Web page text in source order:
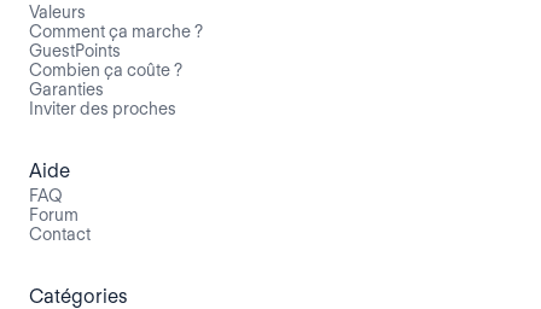
Valeurs
Comment ça marche ?
GuestPoints
Combien ça coûte ?
Garanties
Inviter des proches
Aide
FAQ
Forum
Contact
Catégories